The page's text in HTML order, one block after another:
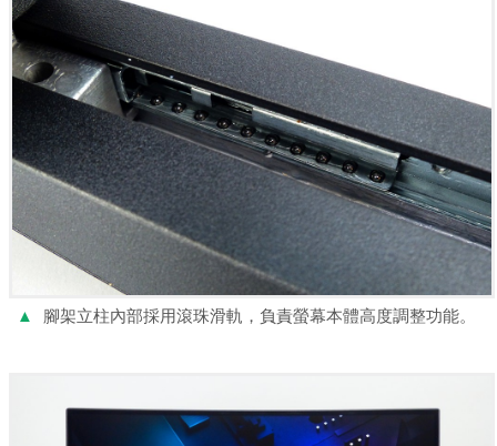
▲ 腳架立柱內部採用滾珠滑軌，負責螢幕本體高度調整功能。